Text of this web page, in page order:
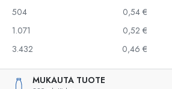
504
0,54 €
1.071
0,52 €
3.432
0,46 €
MUKAUTA TUOTE